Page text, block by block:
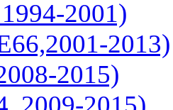
2001)
2013)
2015)